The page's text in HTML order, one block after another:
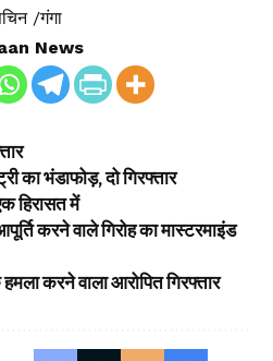
/गंगा
News
भंडाफोड़, दो गिरफ्तार
हिरासत में
करने वाले गिरोह का मास्टरमाइंड
करने वाला आरोपित गिरफ्तार